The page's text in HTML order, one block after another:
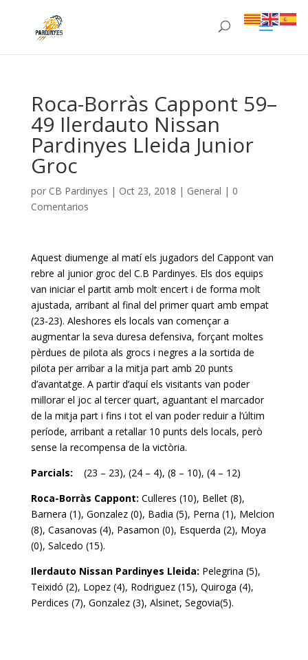
Roca-Borràs Cappont 59–
49 Ilerdauto Nissan
Pardinyes Lleida Junior
Groc
por CB Pardinyes | Oct 23, 2018 | General | 0
Comentarios
Aquest diumenge al matí els jugadors del Cappont van
rebre al junior groc del C.B Pardinyes. Els dos equips
van iniciar el partit amb molt encert i de forma molt
ajustada, arribant al final del primer quart amb empat
(23-23). Aleshores els locals van començar a
augmentar la seva duresa defensiva, forçant moltes
pèrdues de pilota als grocs i negres a la sortida de
pilota per arribar a la mitja part amb 20 punts
d’avantatge. A partir d’aquí els visitants van poder
millorar el joc al tercer quart, aguantant el marcador
de la mitja part i fins i tot el van poder reduir a l’últim
període, arribant a retallar 10 punts dels locals, però
sense la recompensa de la victòria.
Parcials:
(23 – 23), (24 – 4), (8 – 10), (4 – 12)
Roca-Borràs Cappont: Culleres (10), Bellet (8),
Barnera (1), Gonzalez (0), Badia (5), Perna (1), Melcion
(8), Casanovas (4), Pasamon (0), Esquerda (2), Moya
(0), Salcedo (15).
Ilerdauto Nissan Pardinyes Lleida: Pelegrina (5),
Teixidó (2), Lopez (4), Rodriguez (15), Quiroga (4),
Perdices (7), Gonzalez (3), Alsinet, Segovia(5).